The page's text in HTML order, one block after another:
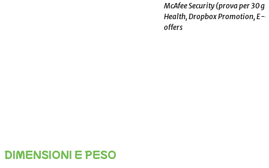
McAfee Security (prova per 30
Health, Dropbox Promotion, E-
offers
DIMENSIONI E PESO